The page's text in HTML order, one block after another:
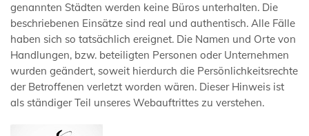
genannten Städten werden keine Büros unterhalten. Die
beschriebenen Einsätze sind real und authentisch. Alle Fälle
haben sich so tatsächlich ereignet. Die Namen und Orte von
Handlungen, bzw. beteiligten Personen oder Unternehmen
wurden geändert, soweit hierdurch die Persönlichkeitsrechte
der Betroffenen verletzt worden wären. Dieser Hinweis ist
als ständiger Teil unseres Webauftrittes zu verstehen.